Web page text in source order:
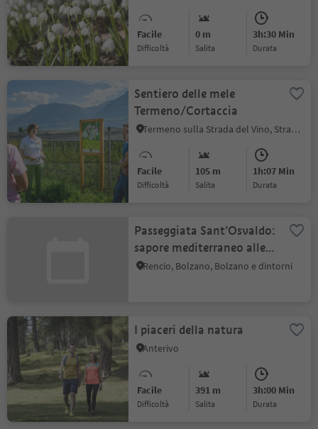
Facile
Difficoltà
0 m
Salita
3h:30 Min
durata
Sentiero delle mele
Termeno/Cortaccia
Termeno sulla Strada del Vino, Strada del Vino
Facile
Difficoltà
105 m
Salita
1h:07 Min
durata
Passeggiata Sant’Osvaldo:
sapore mediterraneo alle
porte di Bolzano
Rencio, Bolzano, Bolzano e dintorni
I piaceri della natura
Anterivo
Facile
Difficoltà
391 m
Salita
3h:00 Min
durata